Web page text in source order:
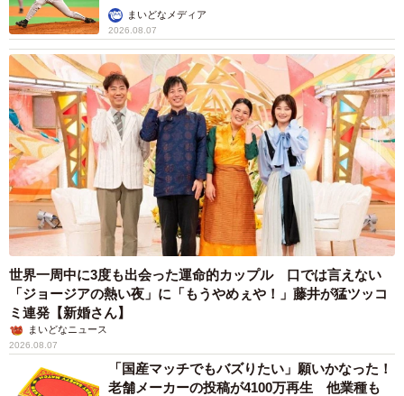
か」まいどなメディア
2026.08.07
世界一周中に3度も出会った運命的カップル 口では言えない
「ジョージアの熱い夜」に「もうやめぇや！」藤井が猛ツッコ
ミ連発【新婚さん】
まいどなニュース
2026.08.07
「国産マッチでもバズりたい」願いかなった！
老舗メーカーの投稿が4100万再生 他業種も